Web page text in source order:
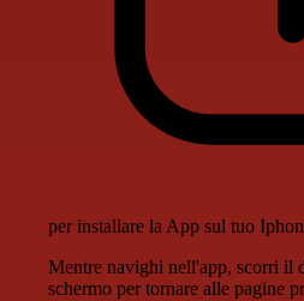
per installare la App sul tuo
Mentre navighi nell'app, scorri il
schermo per tornare alle pagine